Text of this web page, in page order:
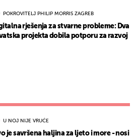
POKROVITELJ PHILIP MORRIS ZAGREB
rješenja za stvarne probleme: Dva
projekta dobila potporu za razvoj
U NOJ NIJE VRUĆE
je savršena haljina za ljeto i more - nosi